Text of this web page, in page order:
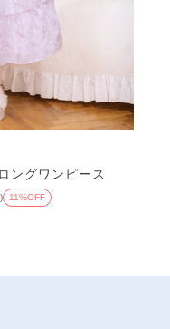
ングワンピース
11%OFF